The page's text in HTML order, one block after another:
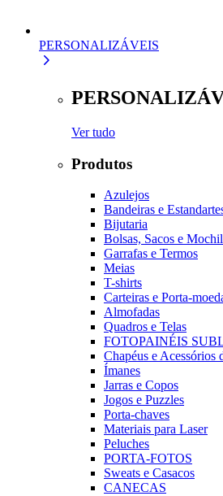
PERSONALIZÁVEIS
Ver tudo
Produtos
Azulejos
Bandeiras e
Bijutaria
Bolsas, Sacos e
Garrafas e Termos
Meias
T-shirts
Carteiras e Porta-
Almofadas
Quadros e Telas
FOTOPAINÉIS
Chapéus e Acessórios
Ímanes
Jarras e Copos
Jogos e Puzzles
Porta-chaves
Materiais para Laser
Peluches
PORTA-FOTOS
Sweats e Casacos
CANECAS